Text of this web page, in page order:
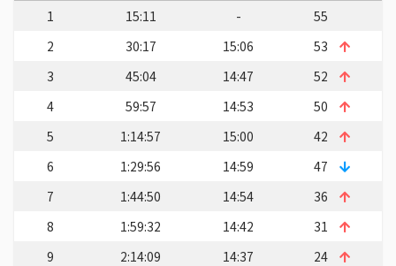
1 15:11 -
55
2
30:17 15:06
53
3
45:04 14:47
52
4
59:57 14:53
50
5
1:14:57 15:00
42
6
1:29:56 14:59
47
7
1:44:50 14:54
36
8
1:59:32 14:42
31
9
2:14:09 14:37
24